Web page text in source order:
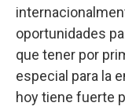
oportunidades
que tener por
especial para la
hoy tiene fuerte